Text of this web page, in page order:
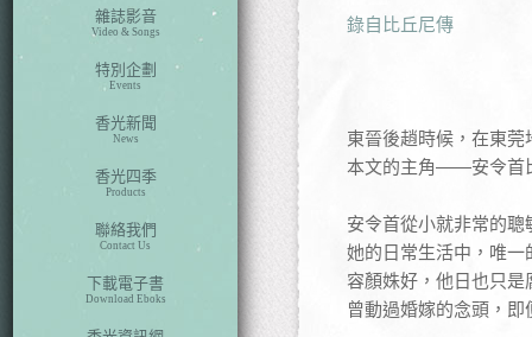
雜誌影音
Video & Songs
特別企劃
Events
香光新聞
News
香光四季
Products
聯絡我們
Contact Us
下載電子書
Download Eboks
錄自比丘尼傳
東晉後趙時候，在東
本文的主角——安令首
安令首從小就非常的
她的日常生活中，唯
容顏姝好，他日也只
曾動過婚嫁的念頭，